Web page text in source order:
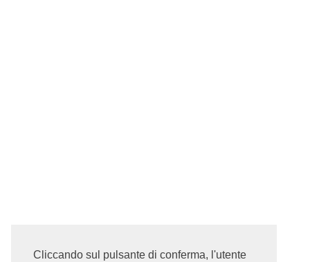
Cliccando sul pulsante di conferma, l'utente